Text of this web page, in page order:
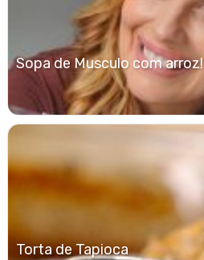
Sopa de Musculo com arroz!
Torta de Tapioca